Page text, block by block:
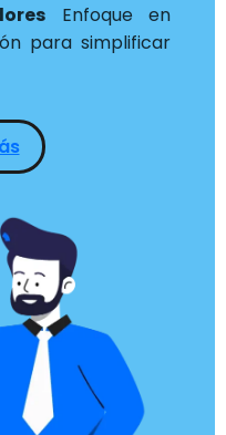
Enfoque en
para simplificar